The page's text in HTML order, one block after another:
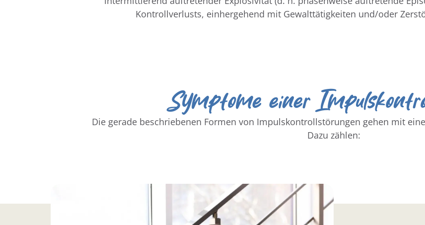
Kontrollverlusts, einhergehend mit Gewalttätigkeiten und/oder
Symptome einer
Die gerade beschriebenen Formen von Impulskontrollstörungen gehen mit
Dazu zählen: